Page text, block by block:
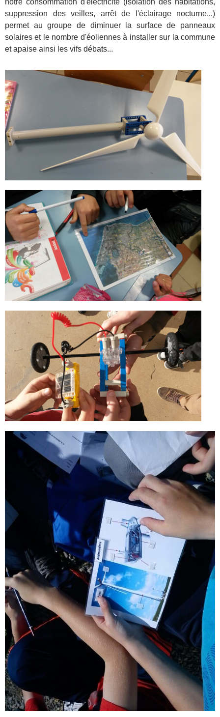
suppression des veilles, arrêt de l'éclairage nocturne...)
permet au groupe de diminuer la surface de panneaux
solaires et le nombre d'éoliennes à installer sur la commune
et apaise ainsi les vifs débats...